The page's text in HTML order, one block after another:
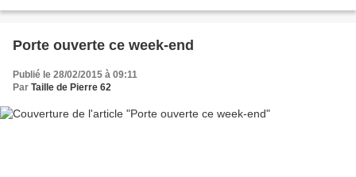
Porte ouverte ce week-end
Publié le 28/02/2015 à 09:11
Par Taille de Pierre 62